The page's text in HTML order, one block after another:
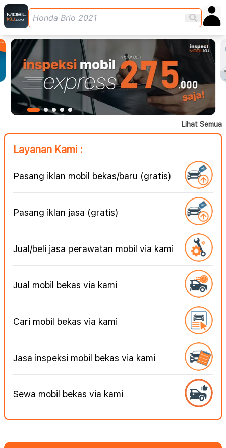
Lihat Semua
Layanan Kami :
Pasang iklan mobil bekas/baru (gratis)
Pasang iklan jasa (gratis)
Jual/beli jasa perawatan mobil via kami
Jual mobil bekas via kami
Cari mobil bekas via kami
Jasa inspeksi mobil bekas via kami
Sewa mobil bekas via kami